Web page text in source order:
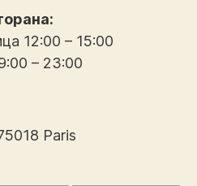
12:00 – 15:00
– 23:00
Paris